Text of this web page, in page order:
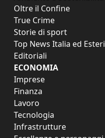
Oltre il Confine
True Crime
Storie di sport
Top News Italia ed Esteri
Editoriali
ECONOMIA
Imprese
Finanza
Lavoro
Tecnologia
Infrastrutture